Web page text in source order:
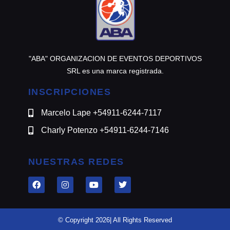
"ABA" ORGANIZACION DE EVENTOS DEPORTIVOS
SRL es una marca registrada.
INSCRIPCIONES
Marcelo Lape +54911-6244-7117
Charly Potenzo +54911-6244-7146
NUESTRAS REDES
© Copyright 2026| All Rights Reserved